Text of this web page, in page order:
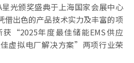
颁奖盛典于上海国家会展中心
借出色的产品技术实力及丰富的项
“2025年度最佳储能EMS供应
虚拟电厂解决方案”两项行业荣